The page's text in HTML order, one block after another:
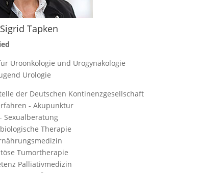
Tapken
Uroonkologie und Urogynäkologie
Urologie
der Deutschen Kontinenzgesellschaft
- Akupunktur
Sexualberatung
Therapie
Tumortherapie
Palliativmedizin